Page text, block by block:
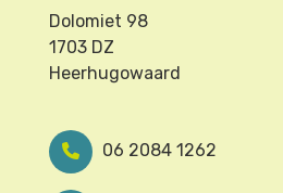
Dolomiet 98
1703 DZ
Heerhugowaard
06 2084 1262